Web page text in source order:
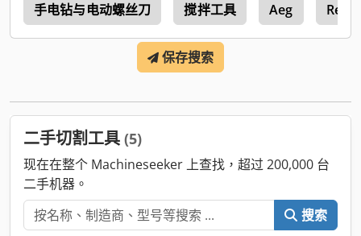
手电钻与电动螺丝刀 搅拌工具 Aeg
保存搜索
二手切割工具 (5)
现在在整个 Machineseeker 上查找，超过 200,000 台
二手机器。
搜索